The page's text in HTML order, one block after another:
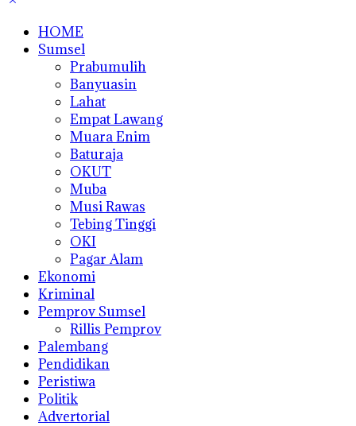
HOME
Sumsel
Prabumulih
Banyuasin
Lahat
Empat Lawang
Muara Enim
Baturaja
OKUT
Muba
Musi Rawas
Tebing Tinggi
OKI
Pagar Alam
Ekonomi
Kriminal
Pemprov Sumsel
Rillis Pemprov
Palembang
Pendidikan
Peristiwa
Politik
Advertorial